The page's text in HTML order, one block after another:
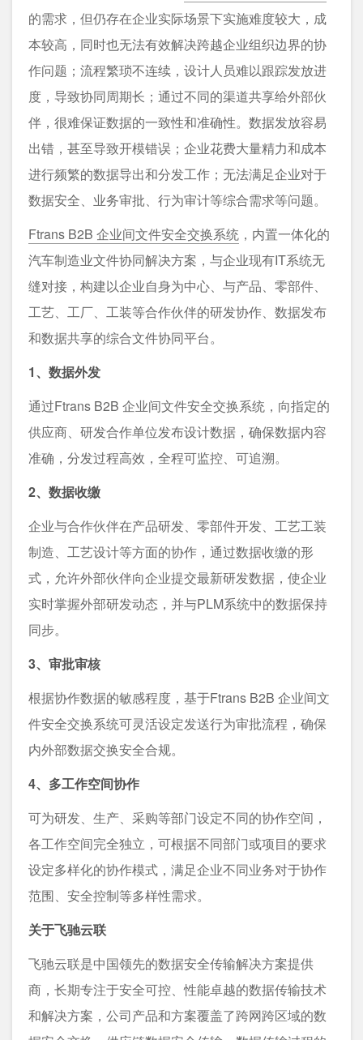
的需求，但仍存在企业实际场景下实施难度较大，成
本较高，同时也无法有效解决跨越企业组织边界的协
作问题；流程繁琐不连续，设计人员难以跟踪发放进
度，导致协同周期长；通过不同的渠道共享给外部伙
伴，很难保证数据的一致性和准确性。数据发放容易
出错，甚至导致开模错误；企业花费大量精力和成本
进行频繁的数据导出和分发工作；无法满足企业对于
数据安全、业务审批、行为审计等综合需求等问题。
Ftrans B2B 企业间文件安全交换系统 ，内置一体化的
汽车制造业文件协同解决方案，与企业现有IT系统无
缝对接，构建以企业自身为中心、与产品、零部件、
工艺、工厂、工装等合作伙伴的研发协作、数据发布
和数据共享的综合文件协同平台。
1、数据外发
通过Ftrans B2B 企业间文件安全交换系统，向指定的
供应商、研发合作单位发布设计数据，确保数据内容
准确，分发过程高效，全程可监控、可追溯。
2、数据收缴
企业与合作伙伴在产品研发、零部件开发、工艺工装
制造、工艺设计等方面的协作，通过数据收缴的形
式，允许外部伙伴向企业提交最新研发数据，使企业
实时掌握外部研发动态，并与PLM系统中的数据保持
同步。
3、审批审核
根据协作数据的敏感程度，基于Ftrans B2B 企业间文
件安全交换系统可灵活设定发送行为审批流程，确保
内外部数据交换安全合规。
4、多工作空间协作
可为研发、生产、采购等部门设定不同的协作空间，
各工作空间完全独立，可根据不同部门或项目的要求
设定多样化的协作模式，满足企业不同业务对于协作
范围、安全控制等多样性需求。
关于飞驰云联
飞驰云联是中国领先的数据安全传输解决方案提供
商，长期专注于安全可控、性能卓越的数据传输技术
和解决方案，公司产品和方案覆盖了跨网跨区域的数